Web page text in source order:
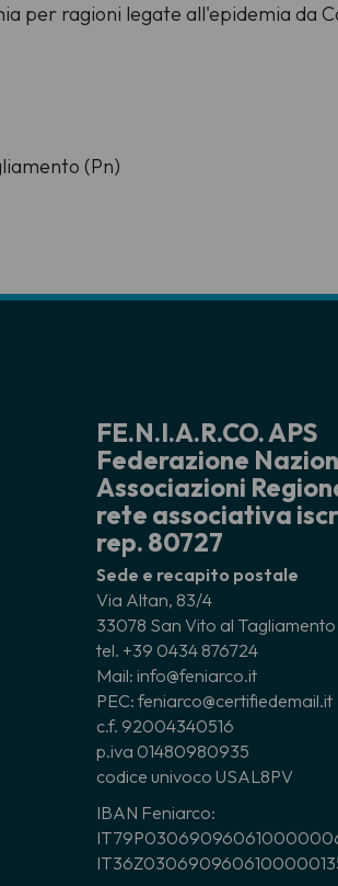
per ragioni legate all'epidemia
(Pn)
FE.N.I.A.R.CO. APS
Federazione
Associazioni
rete associativa
rep. 80727
Sede e recapito postale
Via Altan, 83/4
33078 San Vito al Tagliamento
tel. +39 0434 876724
Mail: info@feniarco.it
PEC: feniarco@certifiedemail.it
c.f. 92004340516
p.iva 01480980935
codice univoco USAL8PV
IBAN Feniarco: